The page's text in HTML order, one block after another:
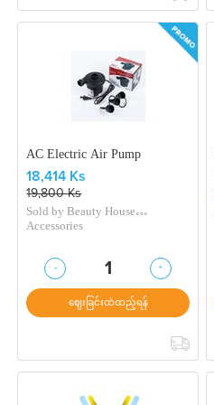
AC Electric Air Pump
18,414 Ks
19,800 Ks
Sold byBeauty House
Accessories
- 1
+
ဈေးခြင်းထဲထည့်ရန်